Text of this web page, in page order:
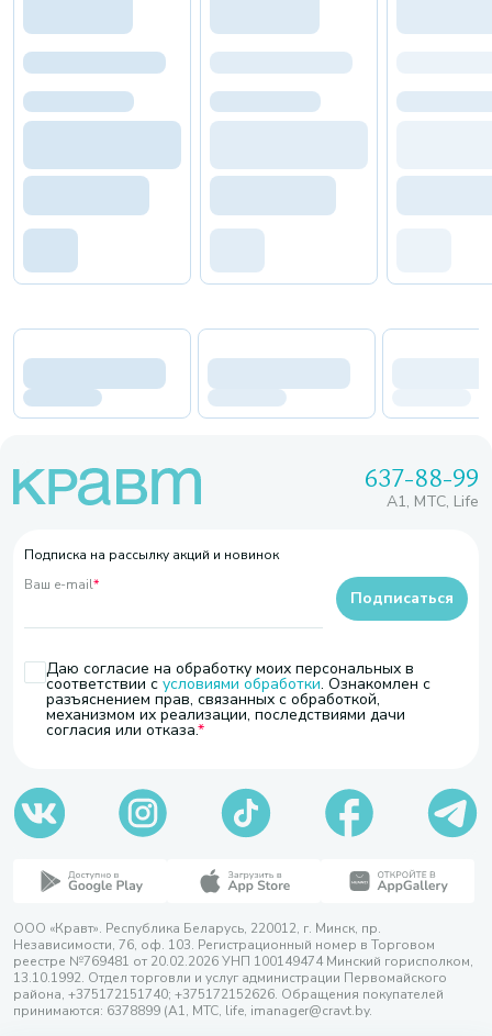
637-88-99
A1, МТС, Life
Подписка на рассылку акций и новинок
Ваш e-mail*
Даю согласие на обработку моих персональных в
соответствии с условиями обработки. Ознакомлен с
разъяснением прав, связанных с обработкой,
механизмом их реализации, последствиями дачи
согласия или отказа.
Подписаться
ООО «Кравт». Республика Беларусь, 220012, г. Минск, пр.
Независимости, 76, оф. 103. Регистрационный номер в Торговом
реестре №769481 от 20.02.2026 УНП 100149474 Минский горисполком,
13.10.1992. Отдел торговли и услуг администрации Первомайского
района, +375172151740; +375172152626. Обращения покупателей
принимаются: 6378899 (А1, МТС, life, imanager@cravt.by.